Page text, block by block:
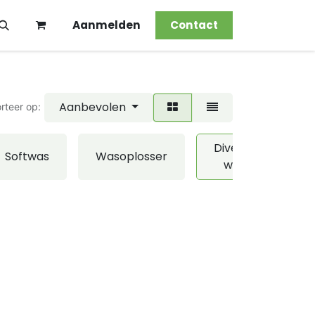
Aanmelden Contact
op: Aanbevolen
Softwas Wasoplosser
Diverse
was